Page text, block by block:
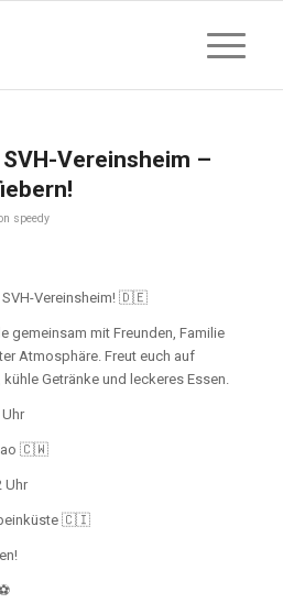
Vereinsheim –
speedy
SVH-Vereinsheim! 🇩🇪
gemeinsam mit Freunden, Familie
Atmosphäre. Freut euch auf
Getränke und leckeres Essen.
🇨🇼
Uhr
🇨🇮